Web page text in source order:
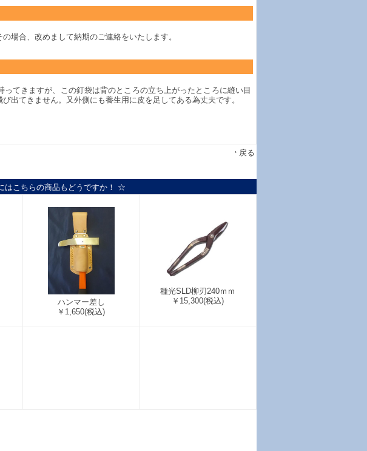
場合、改めまして納期のご連絡をいたします。
てきますが、この釘袋は背のところの立ち上がったところに縫い目
出てきません。又外側にも養生用に皮を足してある為丈夫です。
戻る
はこちらの商品もどうですか！ ☆
ハンマー差し
￥1,650(税込)
種光SLD柳刃240ｍｍ
￥15,300(税込)